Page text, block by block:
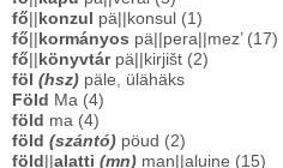
fő
konzul pä||konsul (1)
fő
kormányos pä||pera||mez’ (17)
fő
könyvtár pä||kirjišt (2)
föl (hsz) päle, ülähäks
Föld Ma (4)
föld ma (4)
föld (szántó) pöud (2)
föld
alatti (mn) man||aluine (15)